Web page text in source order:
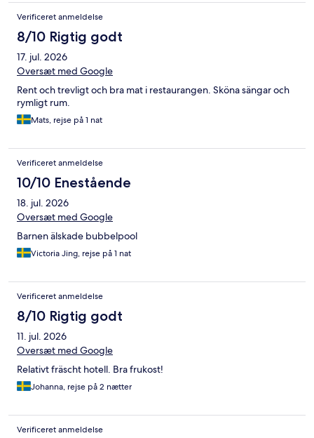
Verificeret anmeldelse
8/10 Rigtig godt
17. jul. 2026
Oversæt med Google
Rent och trevligt och bra mat i restaurangen. Sköna sängar och
rymligt rum.
Mats, rejse på 1 nat
Verificeret anmeldelse
10/10 Enestående
18. jul. 2026
Oversæt med Google
Barnen älskade bubbelpool
Victoria Jing, rejse på 1 nat
Verificeret anmeldelse
8/10 Rigtig godt
11. jul. 2026
Oversæt med Google
Relativt fräscht hotell. Bra frukost!
Johanna, rejse på 2 nætter
Verificeret anmeldelse